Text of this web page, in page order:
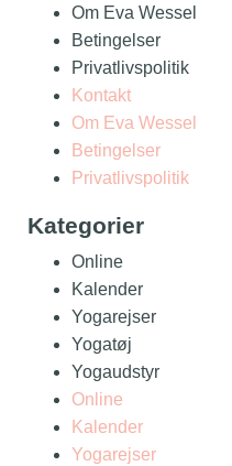
Om Eva Wessel
Betingelser
Privatlivspolitik
Kontakt
Om Eva Wessel
Betingelser
Privatlivspolitik
Kategorier
Online
Kalender
Yogarejser
Yogatøj
Yogaudstyr
Online
Kalender
Yogarejser